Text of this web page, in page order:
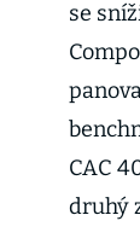
se
CAC
druhý